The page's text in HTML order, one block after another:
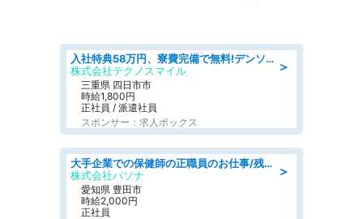
＞
入社特典58万円、寮費完備で無料!デンソーで働こう!自動車工場で小型部品の検査業務 denso aichi
株式会社テクノスマイル
三重県 四日市市
時給1,800円
正社員 / 派遣社員
スポンサー：求人ボックス
＞
大手企業での保健師の正職員のお仕事/残業なし/要資格:保健師
株式会社パソナ
愛知県 豊田市
時給2,000円
正社員